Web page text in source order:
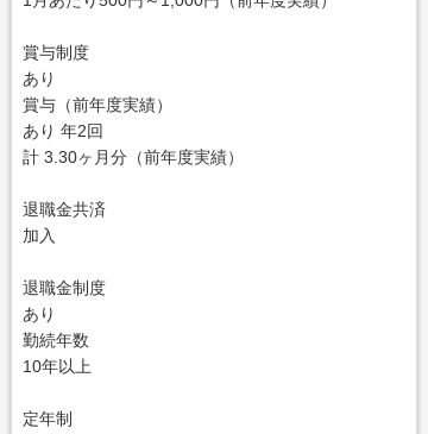
賞与制度
あり
賞与（前年度実績）
あり 年2回
計 3.30ヶ月分（前年度実績）
退職金共済
加入
退職金制度
あり
勤続年数
10年以上
定年制